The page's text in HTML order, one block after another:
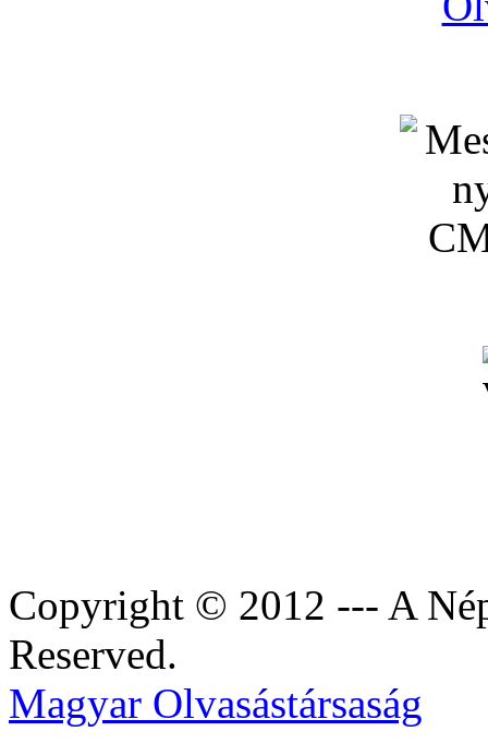
Copyright © 2012 --- A
Reserved.
Magyar Olvasástársaság